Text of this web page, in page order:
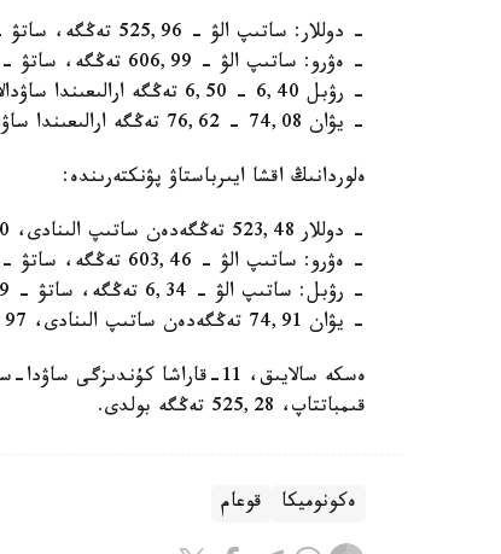
- دوللار: ساتىپ الۋ - 525,96 تەڭگە، ساتۋ - 527,86 تەڭگە؛
- ەۋرو: ساتىپ الۋ - 606,99 تەڭگە، ساتۋ - 611,46 تەڭگە؛
- رۋبل 6,40 - 6,50 تەڭگە ارالىعىندا ساۋدالانادى.
- يۋان 74,08 - 76,62 تەڭگە ارالىعىندا ساۋدالانىپ جاتىر.
ەلوردانىڭ اقشا ايىرباستاۋ پۋنكتەرىندە:
- دوللار 523,48 تەڭگەدەن ساتىپ الىنادى، 530,40 تەڭگەدەن ساتىلادى؛
- ەۋرو: ساتىپ الۋ - 603,46 تەڭگە، ساتۋ - 613,34 تەڭگە؛
- رۋبل: ساتىپ الۋ - 6,34 تەڭگە، ساتۋ - 6,49 تەڭگە.
- يۋان 74,91 تەڭگەدەن ساتىپ الىنادى، 78,97 تەڭگەدەن ساتىلادى؛
قىمباتتاپ، 525,28 تەڭگە بولدى.
ەكونوميكا قوعام